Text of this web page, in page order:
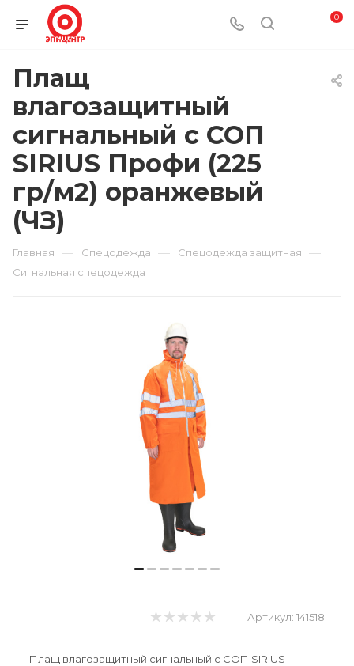
0
Плащ
влагозащитный
сигнальный с СОП
SIRIUS Профи (225
гр/м2) оранжевый
(ЧЗ)
Главная — Спецодежда — Спецодежда защитная —
Сигнальная спецодежда
Артикул: 141518
Плащ влагозащитный сигнальный с СОП SIRIUS